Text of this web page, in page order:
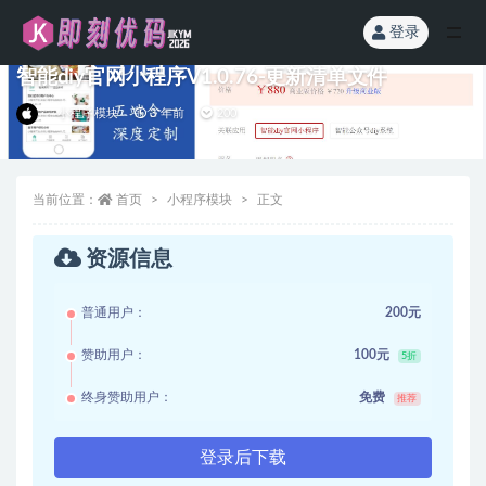
登录
智能diy官网小程序V1.0.76-更新清单文件
小程序模块 3 年前
当前位置： 首页 小程序模块 正文
资源信息
普通用户： 200元
赞助用户： 100元 5折
终身赞助用户： 免费 推荐
登录后下载